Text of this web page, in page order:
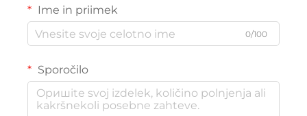
Ime in priimek
0/100
Sporočilo